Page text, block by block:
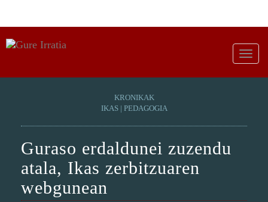
KRONIKAK
IKAS | PEDAGOGIA
Guraso erdaldunei zuzendu
atala, Ikas zerbitzuaren
webgunean